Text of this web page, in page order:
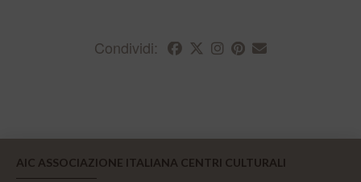
Condividi:
AIC ASSOCIAZIONE ITALIANA CENTRI CULTURALI